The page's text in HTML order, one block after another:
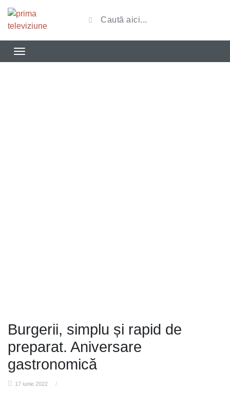
Burgerii, simplu și rapid de
preparat. Aniversare
gastronomică
17 iunie 2022 /